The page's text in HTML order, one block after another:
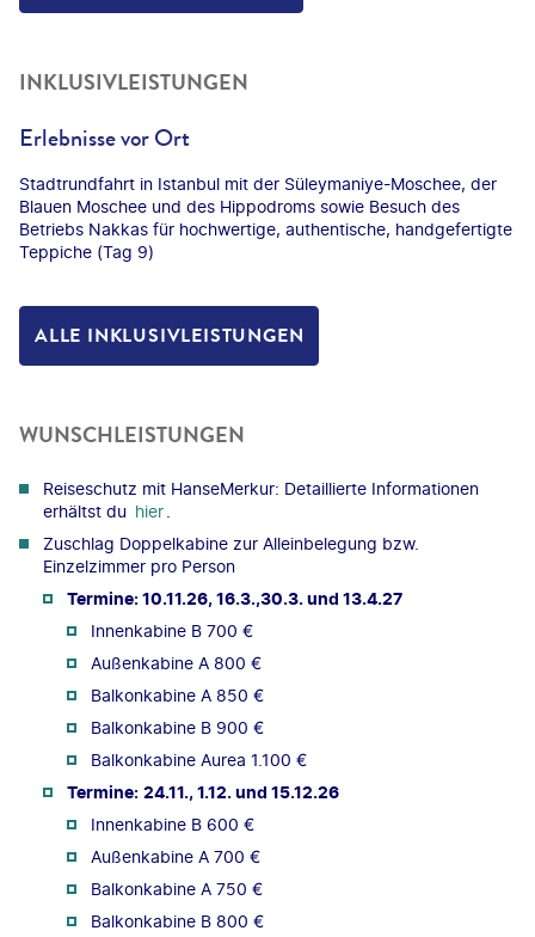
INKLUSIVLEISTUNGEN
Erlebnisse vor Ort
Stadtrundfahrt in Istanbul mit der Süleymaniye-Moschee, der
Blauen Moschee und des Hippodroms sowie Besuch des
Betriebs Nakkas für hochwertige, authentische, handgefertigte
Teppiche (Tag 9)
ALLE INKLUSIVLEISTUNGEN
WUNSCHLEISTUNGEN
Reiseschutz mit HanseMerkur: Detaillierte Informationen
erhältst du hier
Zuschlag Doppelkabine zur Alleinbelegung bzw.
Einzelzimmer pro Person
Termine: 10.11.26, 16.3.,30.3. und 13.4.27
Innenkabine B 700 €
Außenkabine A 800 €
Balkonkabine A 850 €
Balkonkabine B 900 €
Balkonkabine Aurea 1.100 €
Termine: 24.11., 1.12. und 15.12.26
Innenkabine B 600 €
Außenkabine A 700 €
Balkonkabine A 750 €
Balkonkabine B 800 €